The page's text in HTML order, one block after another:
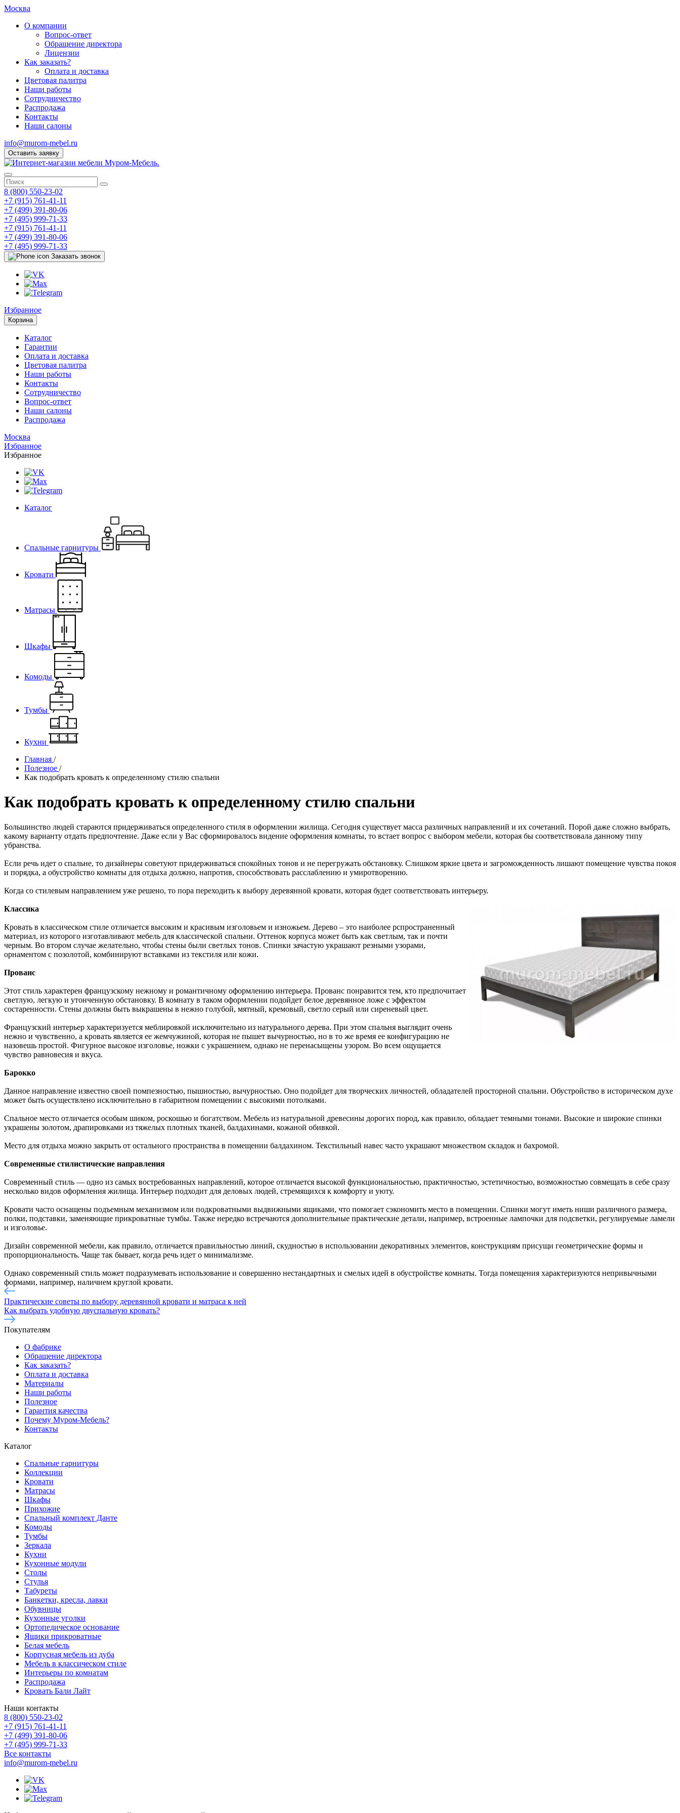
Москва
О компании
Вопрос-ответ
Обращение директора
Лицензии
Как заказать?
Оплата и доставка
Цветовая палитра
Наши работы
Сотрудничество
Распродажа
Контакты
Наши салоны
info@murom-mebel.ru
Оставить заявку
8 (800) 550-23-02
+7 (915) 761-41-11
+7 (499) 391-80-06
+7 (495) 999-71-33
+7 (915) 761-41-11
+7 (499) 391-80-06
+7 (495) 999-71-33
Заказать звонок
Избранное
Корзина
Каталог
Гарантии
Оплата и доставка
Цветовая палитра
Наши работы
Контакты
Сотрудничество
Вопрос-ответ
Наши салоны
Распродажа
Москва
Избранное
Избранное
Каталог
Спальные гарнитуры
Кровати
Матрасы
Шкафы
Комоды
Тумбы
Кухни
Главная /
Полезное /
Как подобрать кровать к определенному стилю спальни
Как подобрать кровать к определенному стилю спальни
Большинство людей стараются придерживаться определенного стиля в оформлении жилища. Сегодня существует масса различных направлений и их сочетаний. Порой даже сложно выбрать,
какому варианту отдать предпочтение. Даже если у Вас сформировалось видение оформления комнаты, то встает вопрос с выбором мебели, которая бы соответствовала данному типу
убранства.
Если речь идет о спальне, то дизайнеры советуют придерживаться спокойных тонов и не перегружать обстановку. Слишком яркие цвета и загроможденность лишают помещение чувства покоя
и порядка, а обустройство комнаты для отдыха должно, напротив, способствовать расслаблению и умиротворению.
Когда со стилевым направлением уже решено, то пора переходить к выбору деревянной кровати, которая будет соответствовать интерьеру.
Классика
Кровать в классическом стиле отличается высоким и красивым изголовьем и изножьем. Дерево – это наиболее рспространенный
материал, из которого изготавливают мебель для классической спальни. Оттенок корпуса может быть как светлым, так и почти
черным. Во втором случае желательно, чтобы стены были светлых тонов. Спинки зачастую украшают резными узорами,
орнаментом с позолотой, комбинируют вставками из текстиля или кожи.
Прованс
Этот стиль характерен французскому нежному и романтичному оформлению интерьера. Прованс понравится тем, кто предпочитает
светлую, легкую и утонченную обстановку. В комнату в таком оформлении подойдет белое деревянное ложе с эффектом
состаренности. Стены должны быть выкрашены в нежно голубой, мятный, кремовый, светло серый или сиреневый цвет.
Французский интерьер характеризуется меблировкой исключительно из натурального дерева. При этом спальня выглядит очень
нежно и чувственно, а кровать является ее жемчужиной, которая не пышет вычурностью, но в то же время ее конфигурацию не
назовешь простой. Фигурное высокое изголовье, ножки с украшением, однако не перенасыщены узором. Во всем ощущается
чувство равновесия и вкуса.
Барокко
Данное направление известно своей помпезностью, пышностью, вычурностью. Оно подойдет для творческих личностей, обладателей просторной спальни. Обустройство в историческом духе
может быть осуществлено исключительно в габаритном помещении с высокими потолками.
Спальное место отличается особым шиком, роскошью и богатством. Мебель из натуральной древесины дорогих пород, как правило, обладает темными тонами. Высокие и широкие спинки
украшены золотом, драпировками из тяжелых плотных тканей, балдахинами, кожаной обивкой.
Место для отдыха можно закрыть от остального пространства в помещении балдахином. Текстильный навес часто украшают множеством складок и бахромой.
Современные стилистические направления
Современный стиль — одно из самых востребованных направлений, которое отличается высокой функциональностью, практичностью, эстетичностью, возможностью совмещать в себе сразу
несколько видов оформления жилища. Интерьер подходит для деловых людей, стремящихся к комфорту и уюту.
Кровати часто оснащены подъемным механизмом или подкроватными выдвижными ящиками, что помогает сэкономить место в помещении. Спинки могут иметь ниши различного размера,
полки, подставки, заменяющие прикроватные тумбы. Также нередко встречаются дополнительные практические детали, например, встроенные лампочки для подсветки, регулируемые ламели
и изголовье.
Дизайн современной мебели, как правило, отличается правильностью линий, скудностью в использовании декоративных элементов, конструкциям присущи геометрические формы и
пропорциональность. Чаще так бывает, когда речь идет о минимализме.
Однако современный стиль может подразумевать использование и совершенно нестандартных и смелых идей в обустройстве комнаты. Тогда помещения характеризуются непривычными
формами, например, наличием круглой кровати.
Практические советы по выбору деревянной кровати и матраса к ней
Как выбрать удобную двуспальную кровать?
Покупателям
О фабрике
Обращение директора
Как заказать?
Оплата и доставка
Материалы
Наши работы
Полезное
Гарантия качества
Почему Муром-Мебель?
Контакты
Каталог
Спальные гарнитуры
Коллекции
Кровати
Матрасы
Шкафы
Прихожие
Спальный комплект Данте
Комоды
Тумбы
Зеркала
Кухни
Кухонные модули
Столы
Стулья
Табуреты
Банкетки, кресла, лавки
Обувницы
Кухонные уголки
Ортопедическое основание
Ящики прикроватные
Белая мебель
Корпусная мебель из дуба
Мебель в классическом стиле
Интерьеры по комнатам
Распродажа
Кровать Бали Лайт
Наши контакты
8 (800) 550-23-02
+7 (915) 761-41-11
+7 (499) 391-80-06
+7 (495) 999-71-33
Все контакты
info@murom-mebel.ru